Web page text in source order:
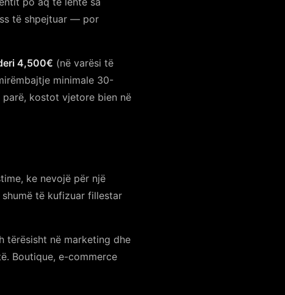
të shpejtuar — por
4,500€ (në varësi të
minimale 30-
kostot vjetore bien në
ke nevojë për një
të kufizuar fillestar
tërësisht në marketing dhe
Boutique, e-commerce